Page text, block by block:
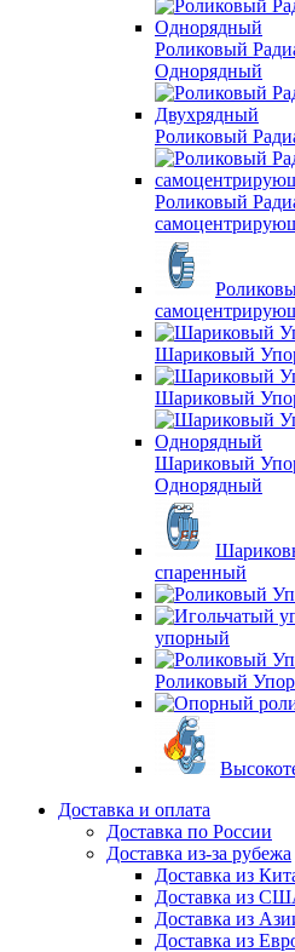
Роликовый
Однорядный
Роликовый
Роликовый
Шариковый
Шариковый
Шариковый
Однорядный
спаренный
упорный
Роликовый
Доставка и оплата
Доставка по России
Доставка из-за рубежа
Доставка из
Доставка из
Доставка из
Доставка из